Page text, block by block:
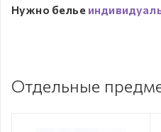
Нужно белье
Отдельные